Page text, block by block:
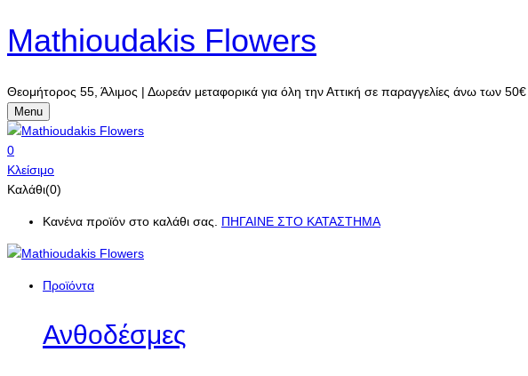
Mathioudakis Flowers
Θεομήτορος 55, Άλιμος | Δωρεάν μεταφορικά για όλη την Αττική σε παραγγελίες άνω
Menu
0
Κλείσιμο
Καλάθι(0)
Κανένα προϊόν στο καλάθι σας. ΠΗΓΑΙΝΕ ΣΤΟ ΚΑΤΑΣΤΗΜΑ
Προϊόντα
Ανθοδέσμες